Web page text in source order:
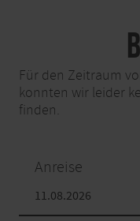
Für den Zeitraum
konnten wir leider
finden.
Anreise